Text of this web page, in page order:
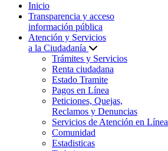
Inicio
Transparencia y acceso
información pública
Atención y Servicios
a la Ciudadanía
Trámites y Servicios
Renta ciudadana
Estado Tramite
Pagos en Línea
Peticiones, Quejas,
Reclamos y Denuncias
Servicios de Atención en Línea
Comunidad
Estadisticas